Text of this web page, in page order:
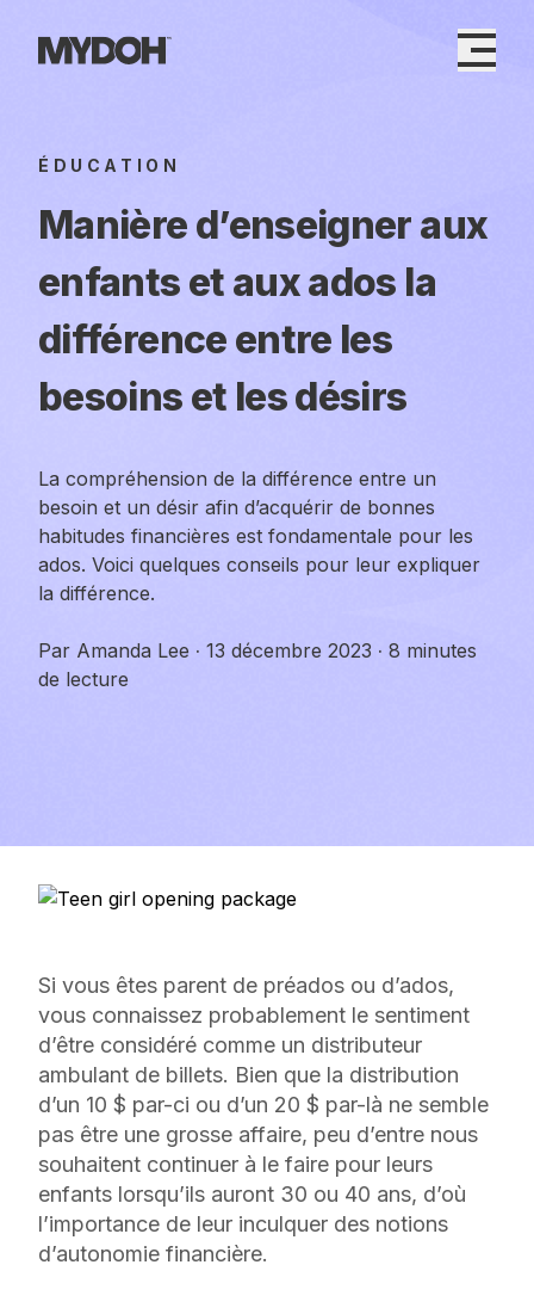
content
ÉDUCATION
Manière d’enseigner aux
enfants et aux ados la
différence entre les
besoins et les désirs
La compréhension de la différence entre un
besoin et un désir afin d’acquérir de bonnes
habitudes financières est fondamentale pour les
ados. Voici quelques conseils pour leur expliquer
la différence.
Par Amanda Lee · 13 décembre 2023 · 8 minutes
de lecture
Si vous êtes parent de préados ou d’ados,
vous connaissez probablement le sentiment
d’être considéré comme un distributeur
ambulant de billets. Bien que la distribution
d’un 10 $ par-ci ou d’un 20 $ par-là ne semble
pas être une grosse affaire, peu d’entre nous
souhaitent continuer à le faire pour leurs
enfants lorsqu’ils auront 30 ou 40 ans, d’où
l’importance de leur inculquer des notions
d’autonomie financière.